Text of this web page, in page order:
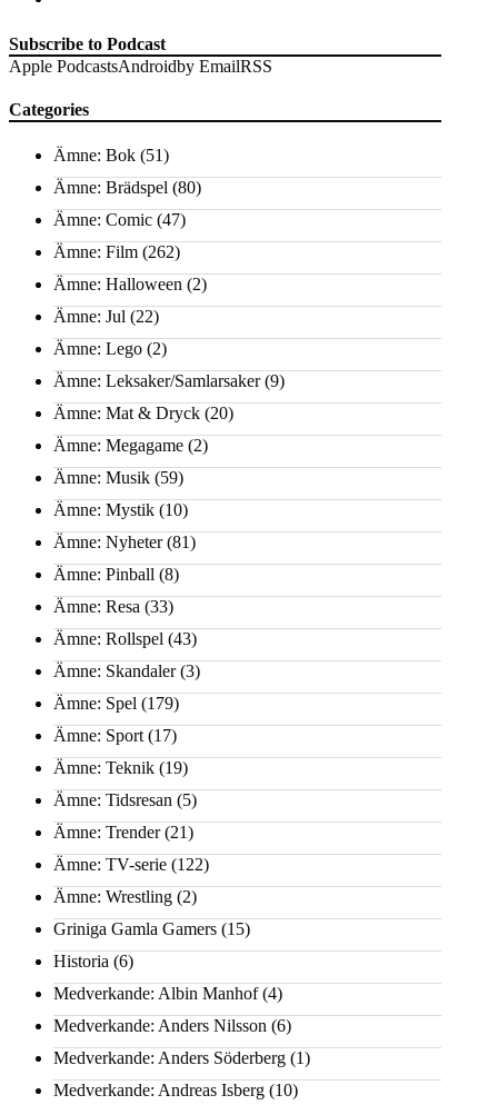
Subscribe to Podcast
Apple PodcastsAndroidby EmailRSS
Categories
Ämne: Bok (51)
Ämne: Brädspel (80)
Ämne: Comic (47)
Ämne: Film (262)
Ämne: Halloween (2)
Ämne: Jul (22)
Ämne: Lego (2)
Ämne: Leksaker/Samlarsaker(9)
Ämne: Mat & Dryck (20)
Ämne: Megagame (2)
Ämne: Musik (59)
Ämne: Mystik (10)
Ämne: Nyheter(81)
Ämne: Pinball (8)
Ämne: Resa (33)
Ämne: Rollspel (43)
Ämne: Skandaler(3)
Ämne: Spel (179)
Ämne: Sport (17)
Ämne: Teknik (19)
Ämne: Tidsresan (5)
Ämne: Trender(21)
Ämne: TV-serie (122)
Ämne: Wrestling (2)
Griniga Gamla Gamers (15)
Historia (6)
Medverkande: Albin Manhof(4)
Medverkande: Anders Nilsson (6)
Medverkande: Anders Söderberg (1)
Medverkande: Andreas Isberg (10)